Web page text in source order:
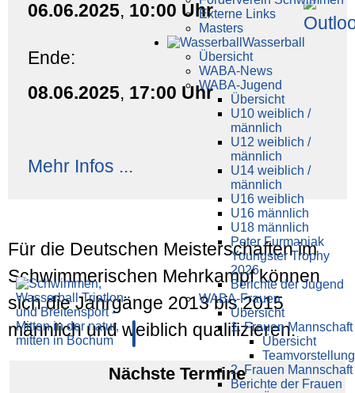
Externe Links
Masters
Wasser­ball
Übersicht
WABA-News
WABA-Jugend
Übersicht
U10 weiblich /
männlich
U12 weiblich /
männlich
U14 weiblich /
männlich
U16 weiblich
U16 männlich
U18 männlich
Peter Furmaniak
Youngster Trophy
2026
Berichte der Jugend
WABA-Frauen
Übersicht
1. Frauen Mannschaft
Übersicht
Teamvorstellung
2. Frauen Mannschaft
Berichte der Frauen
06.06.2025, 10:00 Uhr
Ende:
08.06.2025, 17:00 Uhr
Mehr Infos ...
Für die Deutschen Meisterschaften im
Schwimmerischen Mehrkampf können
sich die Jahrgänge 2013 bis 2015
männlich und weiblich qualifizieren.
Nächste Termine